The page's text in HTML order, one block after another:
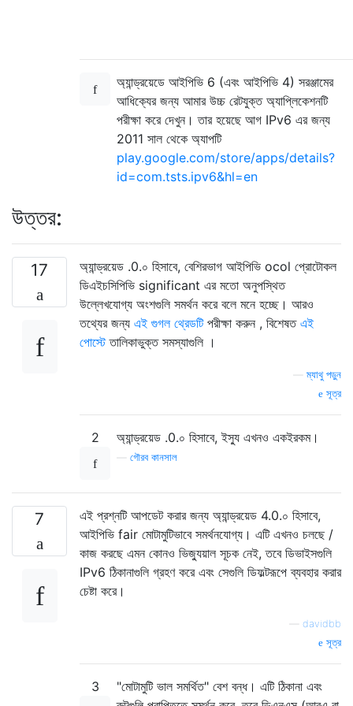
অ্যান্ড্রয়েডে আইপিভি 6 (এবং আইপিভি 4) সরঞ্জামের
আধিক্যের জন্য আমার উচ্চ রেটযুক্ত অ্যাপ্লিকেশনটি
পরীক্ষা করে দেখুন। তার হয়েছে আগ IPv6 এর জন্য
2011 সাল থেকে অ্যাপটি
play.google.com/store/apps/details?
id=com.tsts.ipv6&hl=en
উত্তর:
17
অ্যান্ড্রয়েড .0.০ হিসাবে, বেশিরভাগ আইপিভি ocol প্রোটোকল
ডিএইচসিপিভি significant এর মতো অনুপস্থিত
উল্লেখযোগ্য অংশগুলি সমর্থন করে বলে মনে হচ্ছে। আরও
তথ্যের জন্য এই গুগল থ্রেডটিপরীক্ষা করুন , বিশেষত এই
পোস্টেতালিকাভুক্ত সমস্যাগুলি ।
—ম্যাথু পড়ুন
সূত্র
2 অ্যান্ড্রয়েড .0.০ হিসাবে, ইস্যু এখনও একইরকম।
গৌরব কানসাল
7
এই প্রশ্নটি আপডেট করার জন্য অ্যান্ড্রয়েড 4.0.০ হিসাবে,
আইপিভি fair মোটামুটিভাবে সমর্থনযোগ্য। এটি এখনও চলছে /
কাজ করছে এমন কোনও ভিজ্যুয়াল সূচক নেই, তবে ডিভাইসগুলি
IPv6 ঠিকানাগুলি গ্রহণ করে এবং সেগুলি ডিফল্টরূপে ব্যবহার করার
চেষ্টা করে।
davidbb
সূত্র
3
"মোটামুটি ভাল সমর্থিত" বেশ বন্ধ। এটি ঠিকানা এবং